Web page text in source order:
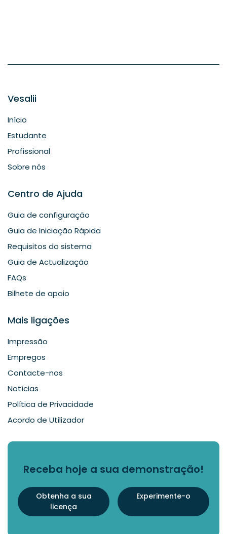
Vesalii
Início
Estudante
Profissional
Sobre nós
Centro de Ajuda
Guia de configuração
Guia de Iniciação Rápida
Requisitos do sistema
Guia de Actualização
FAQs
Bilhete de apoio
Mais ligações
Impressão
Empregos
Contacte-nos
Notícias
Política de Privacidade
Acordo de Utilizador
Receba hoje a sua demonstração!
Obtenha a sua
licença
Experimente-o